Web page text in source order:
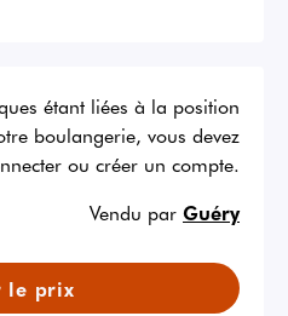
étant liées à la position
boulangerie, vous devez
ou créer un compte.
Vendu par Guéry
le prix